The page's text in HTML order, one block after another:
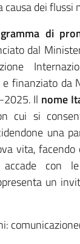
causa dei flussi
di
dal
finanziato da
Il nome
cui si
una
vita, facendo
con
un